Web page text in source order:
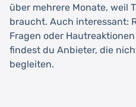
über mehrere Monate, weil
braucht. Auch interessant:
Fragen oder
findest du Anbieter, die
begleiten.